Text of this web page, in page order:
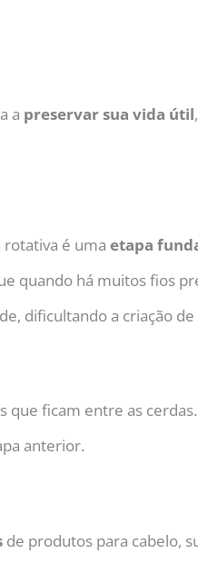
a preservar sua vida útil
rotativa é uma etapa
quando há muitos fios
dificultando a criação
que ficam entre as
anterior.
de produtos para cabelo,